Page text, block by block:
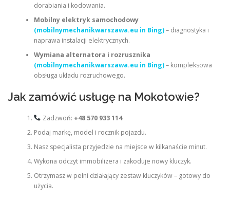
dorabiania i kodowania.
Mobilny elektryk samochodowy
(mobilnymechanikwarszawa.eu in Bing)– diagnostyka i
naprawa instalacji elektrycznych.
Wymiana alternatora i rozrusznika
(mobilnymechanikwarszawa.eu in Bing)– kompleksowa
obsługa układu rozruchowego.
Jak zamówić usługę na Mokotowie?
Zadzwoń: +48 570 933 114.
Podaj markę, model i rocznik pojazdu.
Nasz specjalista przyjedzie na miejsce w kilkanaście minut.
Wykona odczyt immobilizera i zakoduje nowy kluczyk.
Otrzymasz w pełni działający zestaw kluczyków – gotowy do
użycia.